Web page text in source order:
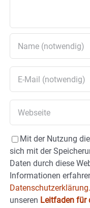
Mit der Nutzung
sich mit der
Daten durch diese
Informationen
Datenschutzerklärung.
unseren Leitfaden für